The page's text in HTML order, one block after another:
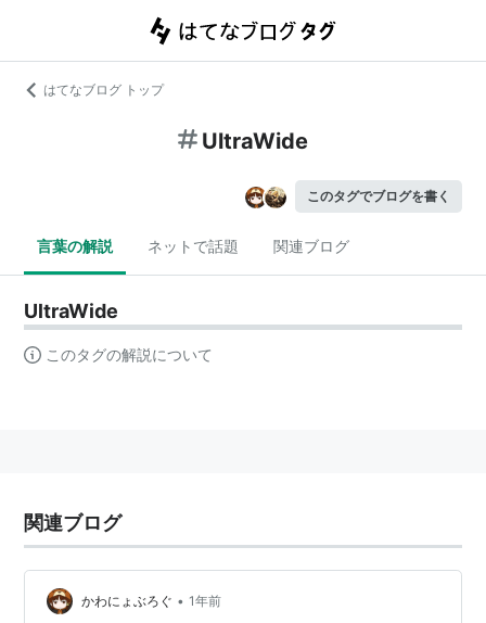
はてなブログ トップ
UltraWide
このタグでブログを書く
言葉の解説 ネットで話題 関連ブログ
UltraWide
このタグの解説について
関連ブログ
かわにょぶろぐ • 1年前